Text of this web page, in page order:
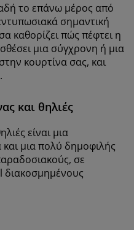
το επάνω μέρος από
σημαντική
καθορίζει πώς πέφτει η
μια σύγχρονη ή μια
κουρτίνα σας, και
και θηλιές
είναι μια
μια πολύ δημοφιλής
σε
διακοσμημένους